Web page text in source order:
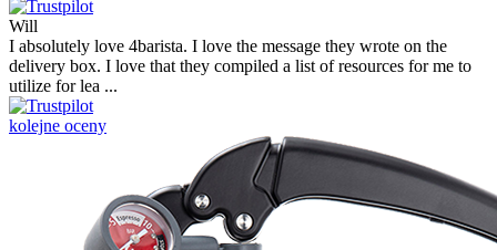
Will
I absolutely love 4barista. I love the message they wrote on the
delivery box. I love that they compiled a list of resources for me to
utilize for lea ...
kolejne oceny